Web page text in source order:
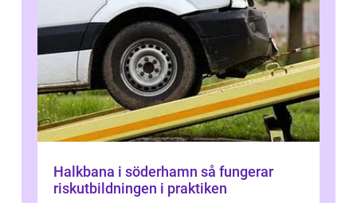
Halkbana i söderhamn så fungerar
riskutbildningen i praktiken